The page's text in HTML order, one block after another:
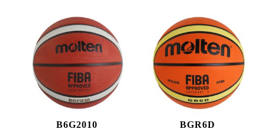
B6G2010
BGR6D